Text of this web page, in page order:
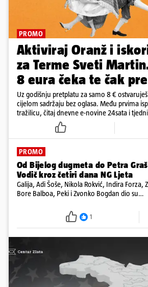
PROMO
Aktiviraj Oranž i
za Terme Sveti
8 eura čeka te čak
eura kupona!
Uz godišnju pretplatu za samo 8 €
cijelom sadržaju bez oglasa. Među prvima
tražilicu, čitaj dnevne e-novine 24sata i
PROMO
Od Bijelog dugmeta do Petra
Vodič kroz četiri dana NG Ljeta
Galija, Adi Šoše, Nikola Rokvić, Indira Forza,
Bore Balboa, Peki i Zvonko Bogdan dio su
16. kolovoza održati na dvije pozornice
1